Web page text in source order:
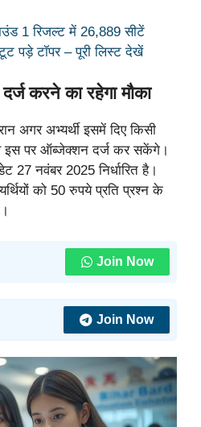
1 रिजल्ट में 26,889 सीटें
पड़े टॉपर – पूरी लिस्ट देखें
करने का रहेगा मौका
अगर अभ्यर्थी इसमें दिए किसी
इस पर ऑब्जेक्शन दर्ज कर सकेंगे।
27 नवंबर 2025 निर्धारित है।
को 50 रुपये प्रति प्रश्न के
Join Now
Join Now